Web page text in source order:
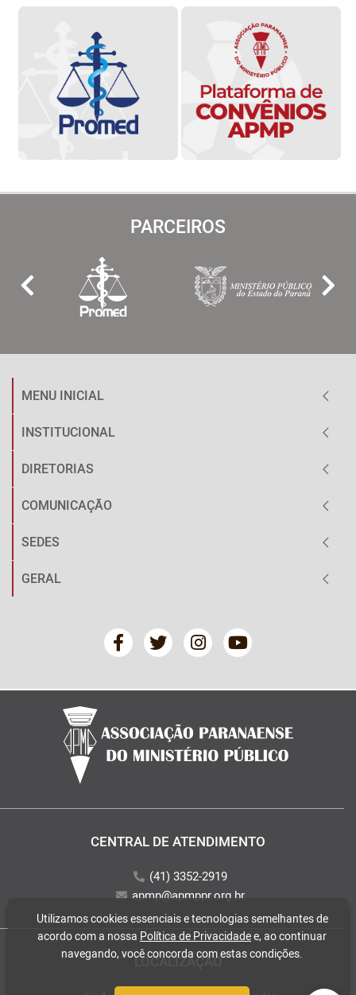
PARCEIROS
MENU INICIAL
INSTITUCIONAL
DIRETORIAS
COMUNICAÇÃO
SEDES
GERAL
CENTRAL DE ATENDIMENTO
(41) 3352-2919
apmp@apmppr.org.br
LOCALIZAÇÃO
Utilizamos cookies essenciais e tecnologias semelhantes de
acordo com a nossa Política de Privacidadee, ao continuar
navegando, você concorda com estas condições.